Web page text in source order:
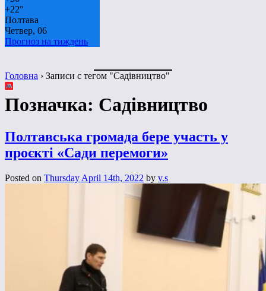
+22°
Полтава
Четвер, 06
Прогноз на тиждень
Головна › Записи с тегом "Садівництво"
Позначка: Садівництво
Полтавська громада бере участь у
проєкті «Сади перемоги»
Posted on Thursday April 14th, 2022 by v.s